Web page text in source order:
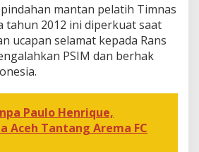
mantan pelatih Timnas
tahun 2012 ini diperkuat saat
ucapan selamat kepada Rans
PSIM dan berhak
Paulo Henrique,
Aceh Tantang Arema FC